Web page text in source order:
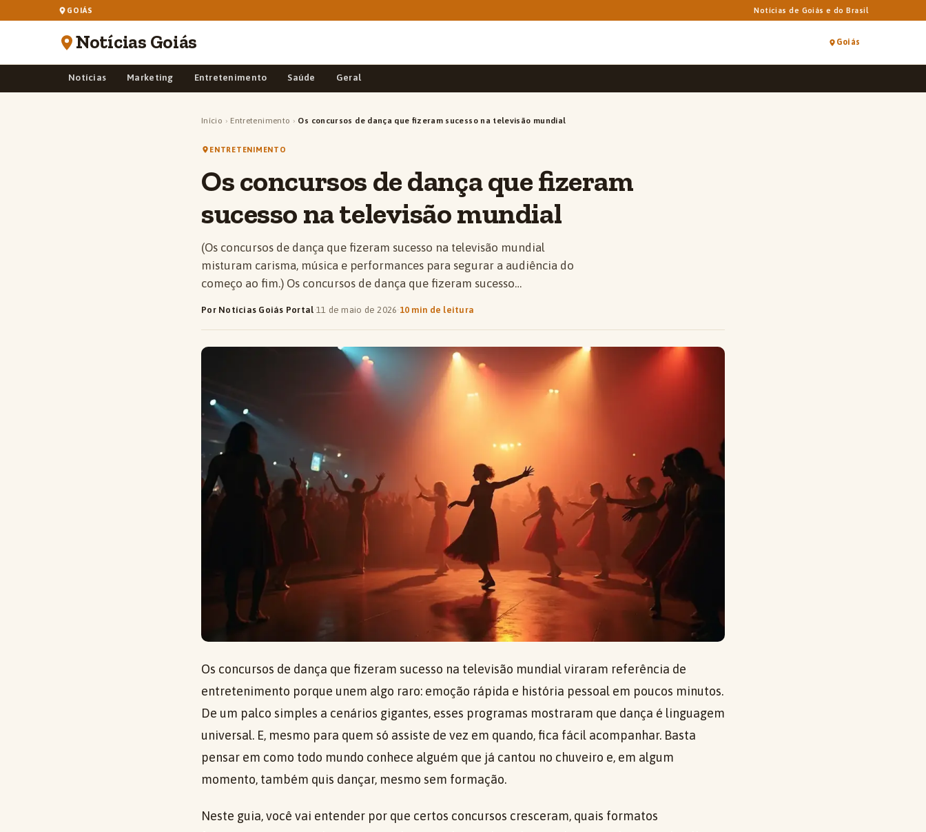
GOIÁS Notícias de Goiás e do Brasil
Notícias Goiás Goiás
Notícias Marketing Entretenimento Saúde Geral
Início › Entretenimento › Os concursos de dança que fizeram sucesso na televisão mundial
ENTRETENIMENTO
Os concursos de dança que fizeram
sucesso na televisão mundial
(Os concursos de dança que fizeram sucesso na televisão mundial
misturam carisma, música e performances para segurar a audiência do
começo ao fim.) Os concursos de dança que fizeram sucesso…
Por Notícias Goiás Portal·11 de maio de 2026· 10 min de leitura
Os concursos de dança que fizeram sucesso na televisão mundial viraram referência de
entretenimento porque unem algo raro: emoção rápida e história pessoal em poucos minutos.
De um palco simples a cenários gigantes, esses programas mostraram que dança é linguagem
universal. E, mesmo para quem só assiste de vez em quando, fica fácil acompanhar. Basta
pensar em como todo mundo conhece alguém que já cantou no chuveiro e, em algum
momento, também quis dançar, mesmo sem formação.
Neste guia, você vai entender por que certos concursos cresceram, quais formatos